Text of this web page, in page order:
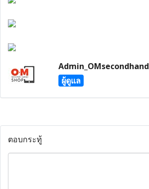
Admin_OMsecondhand
ผู้ดูแล
ตอบกระทู้